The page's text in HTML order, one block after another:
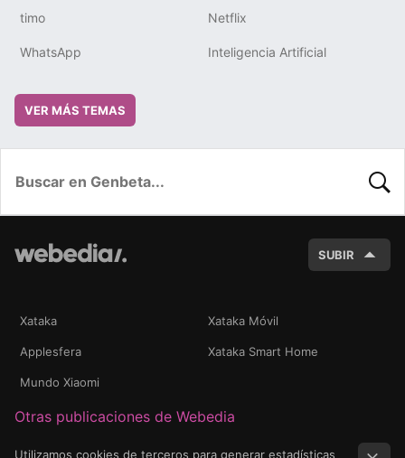
timo Netflix
WhatsApp Inteligencia Artificial
VER MÁS TEMAS
SUBIR
Xataka Xataka Móvil
Applesfera Xataka Smart Home
Mundo Xiaomi
Otras publicaciones de Webedia
Utilizamos cookies de terceros para generar estadísticas